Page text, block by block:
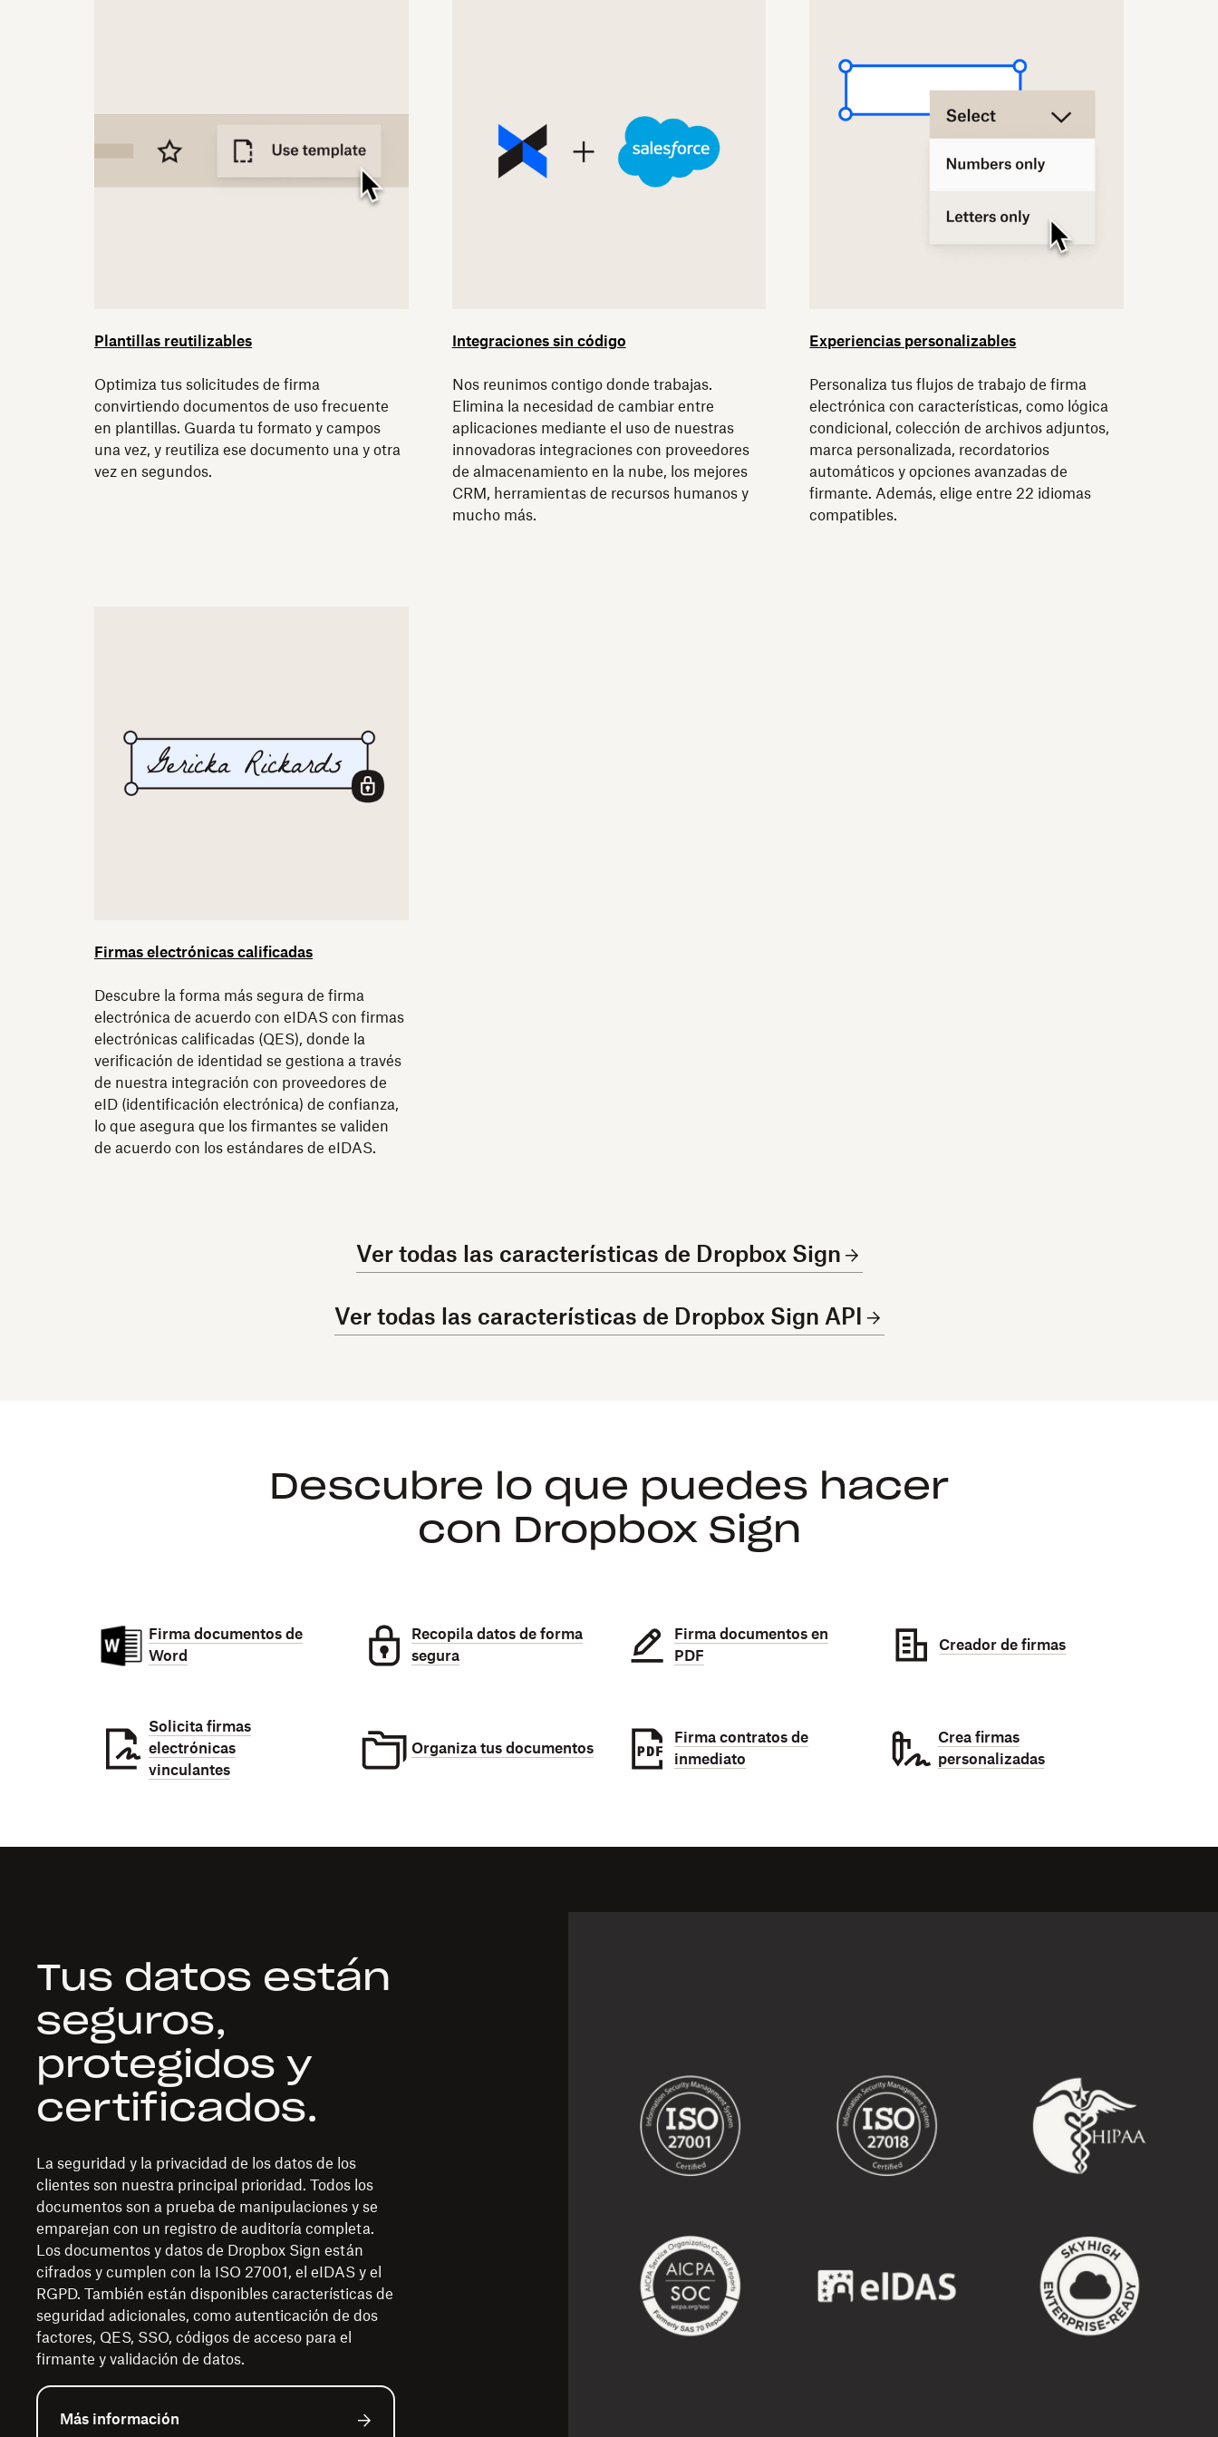
Plantillas reutilizables
Optimiza tus solicitudes de firma
convirtiendo documentos de uso frecuente
en plantillas. Guarda tu formato y campos
una vez, y reutiliza ese documento una y otra
vez en segundos.
Integraciones sin código
Nos reunimos contigo donde trabajas.
Elimina la necesidad de cambiar entre
aplicaciones mediante el uso de nuestras
innovadoras integraciones con proveedores
de almacenamiento en la nube, los mejores
CRM, herramientas de recursos humanos y
mucho más.
Experiencias personalizables
Personaliza tus flujos de trabajo de firma
electrónica con características, como lógica
condicional, colección de archivos adjuntos,
marca personalizada, recordatorios
automáticos y opciones avanzadas de
firmante. Además, elige entre 22 idiomas
compatibles.
Firmas electrónicas calificadas
Descubre la forma más segura de firma
electrónica de acuerdo con eIDAS con firmas
electrónicas calificadas (QES), donde la
verificación de identidad se gestiona a través
de nuestra integración con proveedores de
eID (identificación electrónica) de confianza,
lo que asegura que los firmantes se validen
de acuerdo con los estándares de eIDAS.
Ver todas las características de Dropbox Sign
Ver todas las características de Dropbox Sign API
Descubre lo que puedes hacer
con Dropbox Sign
Firma documentos de
Word
Recopila datos de forma
segura
Firma documentos en
PDF
Creador de firmas
Solicita firmas
electrónicas
vinculantes
Organiza tus documentos
Firma contratos de
inmediato
Crea firmas
personalizadas
Tus datos están
seguros,
protegidos y
certificados.
La seguridad y la privacidad de los datos de los
clientes son nuestra principal prioridad. Todos los
documentos son a prueba de manipulaciones y se
emparejan con un registro de auditoría completa.
Los documentos y datos de Dropbox Sign están
cifrados y cumplen con la ISO 27001, el eIDAS y el
RGPD. También están disponibles características de
seguridad adicionales, como autenticación de dos
factores, QES, SSO, códigos de acceso para el
firmante y validación de datos.
Más información